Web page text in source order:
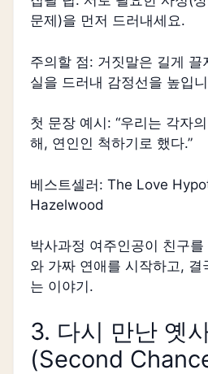
문제)을 먼저 드러내세요.
주의할 점: 거짓말은 길게 끌
실을 드러내 감정선을 높입
첫 문장 예시: “우리는 각자
해, 연인인 척하기로 했다.”
베스트셀러: The Love
Hazelwood
박사과정 여주인공이 친구
와 가짜 연애를 시작하고, 결
는 이야기.
3. 다시 만난 옛
(Second